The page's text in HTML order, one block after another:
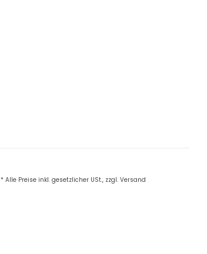
* Alle Preise inkl. gesetzlicher USt., zzgl. Versand